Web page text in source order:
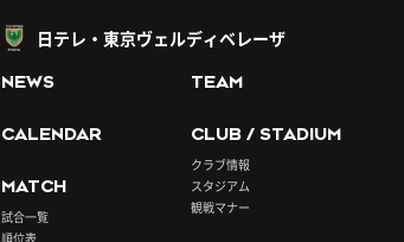
日テレ・東京ヴェルディベレーザ
NEWS
CALENDAR
MATCH
試合一覧
順位表
TEAM
CLUB / STADIUM
クラブ情報
スタジアム
観戦マナー